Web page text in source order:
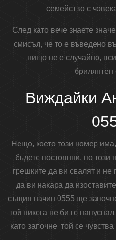
семейство с
След като вече знаете
смисъл, че то е въведено
нищо не е случайно,
брилянтен
Виждайки
Нещо, което този номер
бъдете постоянни, по този
грешките да ви свалят и
да ви накара да
същия начин 0555 ще
той никога не би го
като започне, той се